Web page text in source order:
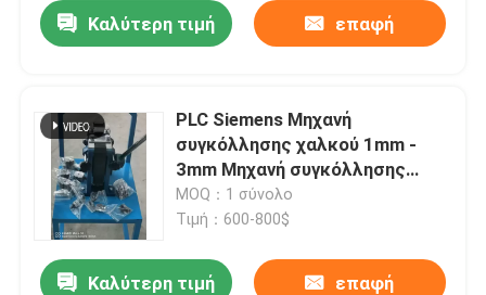
Προϊόντα
Βίντεο
Σχετικά με εμάς
Καλύτερη τιμή επαφή
PLC Siemens Μηχανή
συγκόλλησης χαλκού 1mm -
3mm Μηχανή συγκόλλησης
ψυχρής πίεσης
MOQ：1 σύνολο
Τιμή：600-800$
Καλύτερη τιμή επαφή